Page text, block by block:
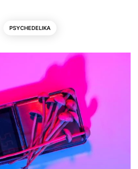
PSYCHEDELIKA